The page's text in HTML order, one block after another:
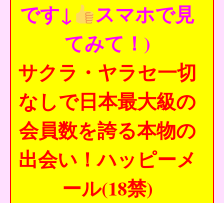
です↓
スマホで見
てみて！)
サクラ・ヤラセ一切
なしで日本最大級の
会員数を誇る本物の
出会い！ハッピーメ
ール(18禁)